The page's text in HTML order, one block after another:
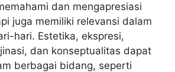
dan mengapresiasi
juga memiliki relevansi dalam
hari. Estetika, ekspresi,
dan konseptualitas dapat
berbagai bidang, seperti